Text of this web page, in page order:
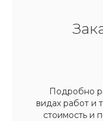
Подробно
видах работ и
стоимость и